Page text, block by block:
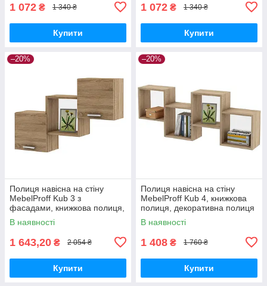
1 072 ₴ 1 340 ₴
Купити
1 072 ₴ 1 340 ₴
Купити
–20%
Полиця навісна на стіну
MebelProff Kub 3 з
фасадами, книжкова полиця,
декоративна полиця в
кімнату, будинок.
В наявності
1 643,20 ₴ 2 054 ₴
Купити
–20%
Полиця навісна на стіну
MebelProff Kub 4, книжкова
полиця, декоративна полиця
в кімнату, будинок.
В наявності
1 408 ₴ 1 760 ₴
Купити